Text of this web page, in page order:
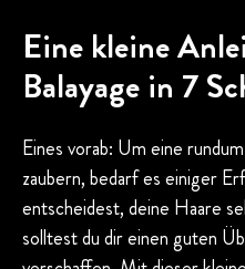
Eine kleine
Balayage in 7
Eines vorab: Um eine
zaubern, bedarf es einiger
entscheidest, deine Haare
solltest du dir einen guten